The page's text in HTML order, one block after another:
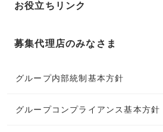
お役立ちリンク
募集代理店のみなさま
グループ内部統制基本方針
グループコンプライアンス基本方針